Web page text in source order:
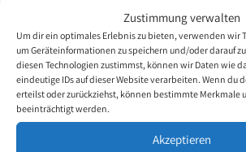
Zustimmung verwalten
Um dir ein optimales Erlebnis zu bieten, verwenden wir
um Geräteinformationen zu speichern und/oder darauf
diesen Technologien zustimmst, können wir Daten wie
eindeutige IDs auf dieser Website verarbeiten. Wenn du
erteilst oder zurückziehst, können bestimmte Merkmale
beeinträchtigt werden.
Akzeptieren
Herr Wolf mit dem Mund zu schreiben,
Selbstunterricht bildete er sich bisher weiter.
meist figürliche Themen, verraten Talent.Die
gewährt dem Mundmaler seit dem 1.
Stipendium.
Zurück zur Künstlerübersicht